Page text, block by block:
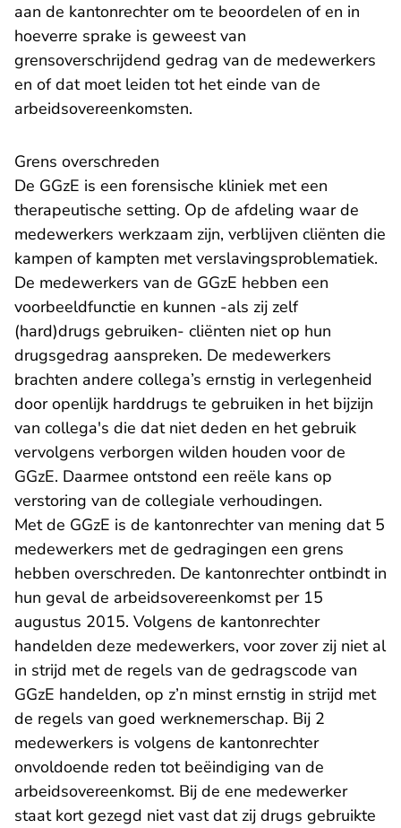
aan de kantonrechter om te beoordelen of en in
hoeverre sprake is geweest van
grensoverschrijdend gedrag van de medewerkers
en of dat moet leiden tot het einde van de
arbeidsovereenkomsten.
Grens overschreden
De GGzE is een forensische kliniek met een
therapeutische setting. Op de afdeling waar de
medewerkers werkzaam zijn, verblijven cliënten die
kampen of kampten met verslavingsproblematiek.
De medewerkers van de GGzE hebben een
voorbeeldfunctie en kunnen -als zij zelf
(hard)drugs gebruiken- cliënten niet op hun
drugsgedrag aanspreken. De medewerkers
brachten andere collega’s ernstig in verlegenheid
door openlijk harddrugs te gebruiken in het bijzijn
van collega's die dat niet deden en het gebruik
vervolgens verborgen wilden houden voor de
GGzE. Daarmee ontstond een reële kans op
verstoring van de collegiale verhoudingen.
Met de GGzE is de kantonrechter van mening dat 5
medewerkers met de gedragingen een grens
hebben overschreden. De kantonrechter ontbindt in
hun geval de arbeidsovereenkomst per 15
augustus 2015. Volgens de kantonrechter
handelden deze medewerkers, voor zover zij niet al
in strijd met de regels van de gedragscode van
GGzE handelden, op z’n minst ernstig in strijd met
de regels van goed werknemerschap. Bij 2
medewerkers is volgens de kantonrechter
onvoldoende reden tot beëindiging van de
arbeidsovereenkomst. Bij de ene medewerker
staat kort gezegd niet vast dat zij drugs gebruikte